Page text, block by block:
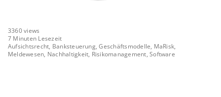
3360views
7 Minuten Lesezeit
Aufsichtsrecht, Banksteuerung, Geschäftsmodelle, MaRisk,
Meldewesen, Nachhaltigkeit, Risikomanagement, Software